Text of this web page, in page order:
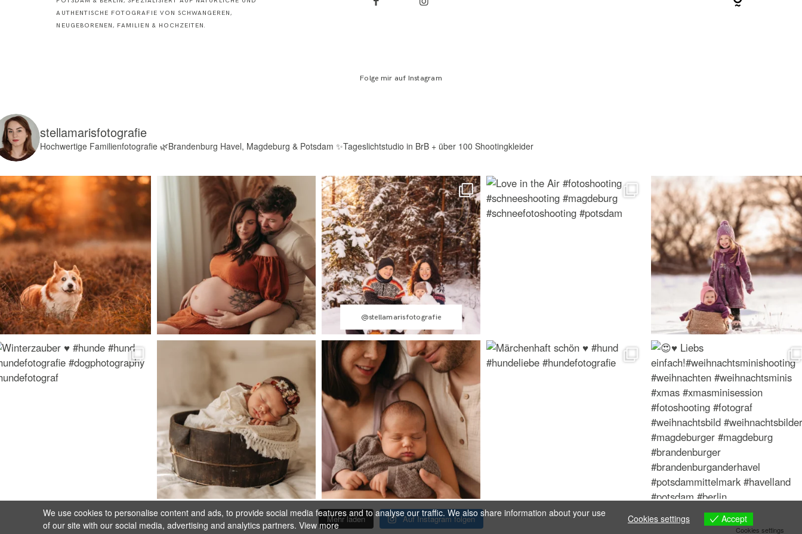
AUTHENTISCHE FOTOGRAFIE VON SCHWANGEREN,
NEUGEBORENEN, FAMILIEN & HOCHZEITEN.
Folge mir auf Instagram
@stellamarisfotografie
stellamarisfotografie
Hochwertige Familienfotografie🌿Brandenburg Havel, Magdeburg & Potsdam ✨Tageslichtstudio in BrB + über 100 Shootingkleider
Mehr laden Auf Instagram folgen
We use cookies to personalise content and ads, to provide social media features and to analyse our traffic. We also share information about your use
of our site with our social media, advertising and analytics partners. View more
Cookies settings Accept
Cookies settings